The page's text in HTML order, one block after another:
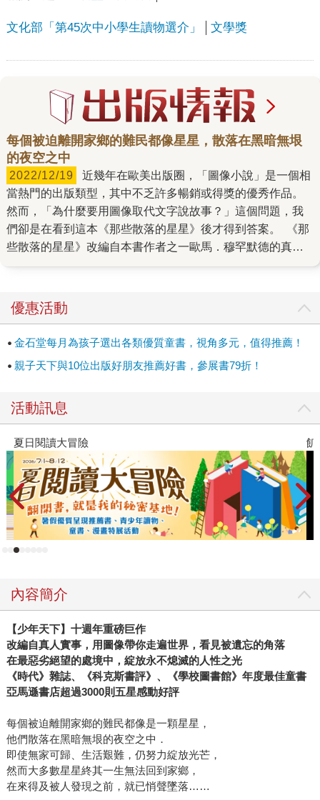
文化部「第45次中小學生讀物選介」 文學獎
每個被迫離開家鄉的難民都像星星，散落在黑暗無垠
的夜空之中
2022/12/19
當熱門的出版類型，其中不乏許多暢銷或得獎的優秀作品。
然而，「為什麼要用圖像取代文字說故事？」這個問題，我
們卻是在看到這本《那些散落的星星》後才得到答案。 《那
些散落的星星》改編自本書作者之一歐馬．穆罕默德的真實
對於平常衣食無憂、安全無虞的我們來說，可能很難想像
「難民的生活」是什麼樣子？雖然過去市場上不乏類似主題
的小說，但文字描繪得再生動都有其限制，而本書透過圖像
刻融入情節；另一方面，也幫助我們跨越時空的阻隔，看見
分量總是不夠吃，在下個配給日前只能挨餓；原來，難民沒
有一天不渴望結束流亡生活，然而隨著營地裡的人和帳篷越
來越多，也意味著被選中、引渡到其他國家的機會變得遙不
可及。 正因為處境如此艱難，主角們所展現的堅韌與勇氣，
以及相互扶持的情誼才顯得更加可貴。兄弟檔中的弟弟哈珊
從小不會說話，又患有癲癇，所以歐馬在有機會升學時遲疑
了，他不知道是否應該為了爭取光明的未來，而放弱勢的弟
弟獨自在家。這時一個叫瑪麗安的鄰居女孩挺身而出，儘管
她自己不得不接受家裡的安排，中斷學業、嫁給不認識的
你認為我會被迫放棄學業嗎？不會。我本來可以去加拿大
的，你知道我辦得到，並且可以帶全家人一起去，現在卻沒
有機會了。」短短幾句話，道出在父權社會下女性的無奈，
也看見人類在逆境中依然支持彼此的大愛。 《那些散落的星
星》於美國出版後，曾被《時代》雜誌、《科克斯書評》、
《學校圖書館》等媒體書店評選為年度最佳書籍，在亞馬遜
書店更累積了超過3000則五星好評，這些獎項和口碑並非代
聯合國公布全世界的難民人口已經超過了一億人，就在我們
看不見的地方，無數個歐馬和哈珊正在經歷同樣的遭遇。然
而，這本書確實提醒了我們，同樣生而為人，自己有多麼幸
運，因此更感恩自己的獲得，也更願意在面對弱勢時付出同
優惠活動
金石堂每月為孩子選出各類優質童書，視角多元，值得推薦！
親子天下與10位出版好朋友推薦好書，參展書79折！
活動訊息
內容簡介
【少年天下】十週年重磅巨作
改編自真人實事，用圖像帶你走遍世界，看見被遺忘的角落
在最惡劣絕望的處境中，綻放永不熄滅的人性之光
《時代》雜誌、《科克斯書評》、《學校圖書館》年度最佳童書
亞馬遜書店超過3000則五星感動好評
每個被迫離開家鄉的難民都像是一顆星星，
他們散落在黑暗無垠的夜空之中．
即使無家可歸、生活艱難，仍努力綻放光芒，
然而大多數星星終其一生無法回到家鄉，
在來得及被人發現之前，就已悄聲墜落……